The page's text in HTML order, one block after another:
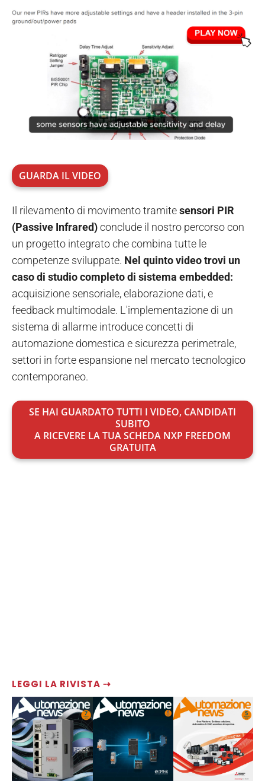
LEGGI LA RIVISTA ⇢
GUARDA IL VIDEO
Il rilevamento di movimento tramitesensori PIR
(Passive Infrared)conclude il nostro percorso con
un progetto integrato che combina tutte le
competenze sviluppate. Nel quinto video trovi un
caso di studio completo di sistema embedded:
acquisizione sensoriale, elaborazione dati, e
feedback multimodale. L'implementazione di un
sistema di allarme introduce concetti di
automazione domestica e sicurezza perimetrale,
settori in forte espansione nel mercato tecnologico
contemporaneo.
SE HAI GUARDATO TUTTI I VIDEO, CANDIDATI
SUBITO
A RICEVERE LA TUA SCHEDA NXP FREEDOM
GRATUITA